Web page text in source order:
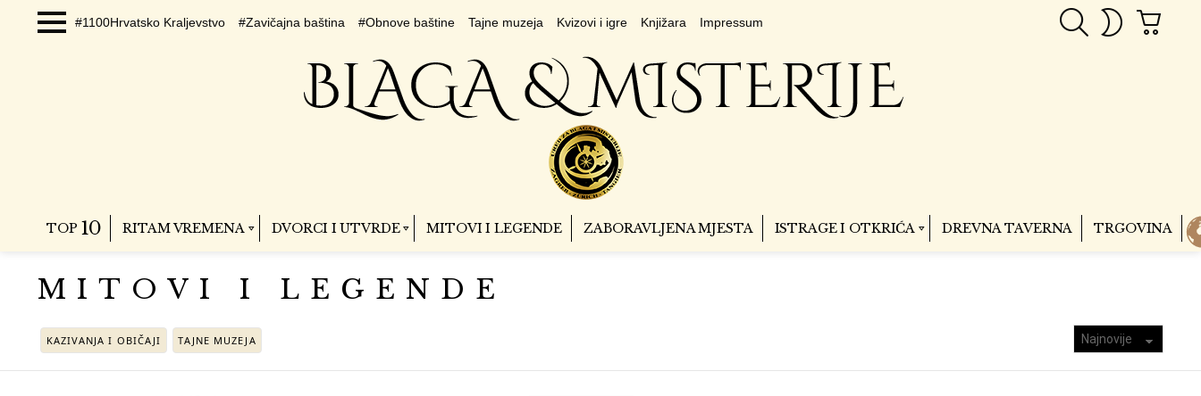
#1100Hrvatsko Kraljevstvo #Zavičajna baština #Obnove baštine Tajne muzeja Kvizovi i igre Knjižara Impressum
PRETRAGASWITCH
SKIN
TOP 10 RITAM VREMENA DVORCI I UTVRDE MITOVI I LEGENDE ZABORAVLJENA MJESTA ISTRAGE I OTKRIĆA DREVNA TAVERNA TRGOVINA
MITOVI I LEGENDE
KAZIVANJA I OBIČAJI TAJNE MUZEJA